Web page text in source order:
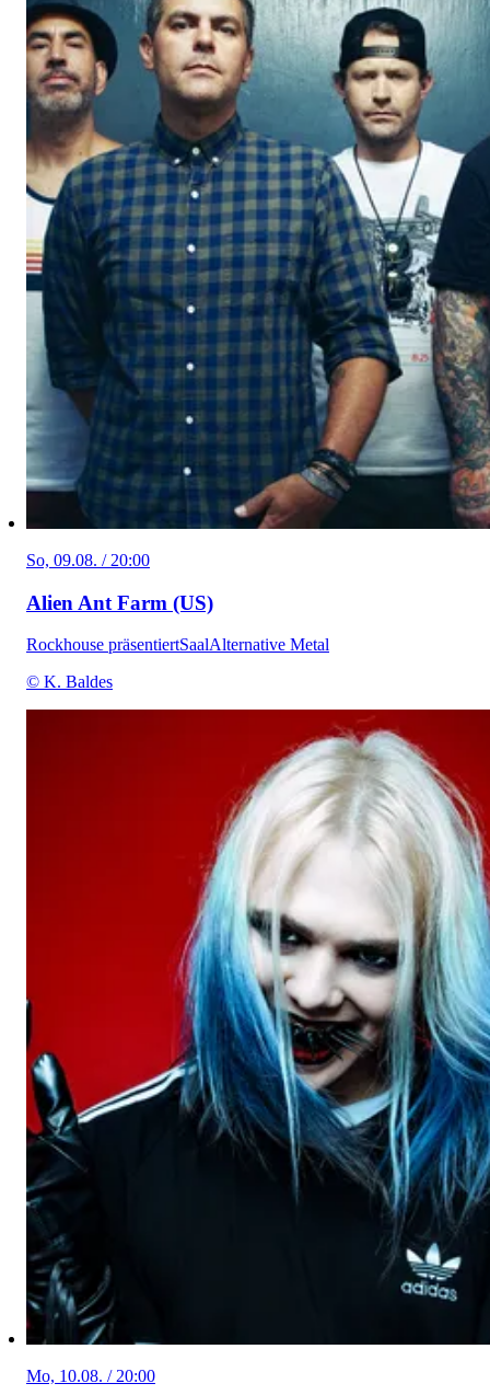
So, 09.08. / 20:00
Alien Ant Farm (US)
Rockhouse präsentiertSaalAlternative Metal
© K. Baldes
Mo, 10.08. / 20:00